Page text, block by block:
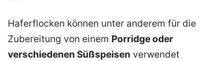
Haferflocken können unter anderem für die
Zubereitung von einem Porridge oder
verschiedenen Süßspeisen verwendet